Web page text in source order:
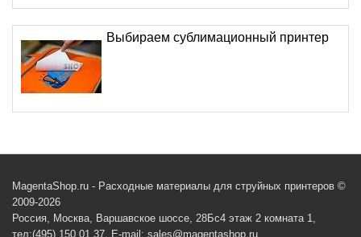
Выбираем сублимационный принтер
MagentaShop.ru - Расходные материалы для струйных принтеров ©
2009-2026
Россия, Москва, Варшавское шоссе, 28Бс4 этаж 2 комната 1,
тел:(495) 150 01 37, E-mail: sales@magentashop.ru